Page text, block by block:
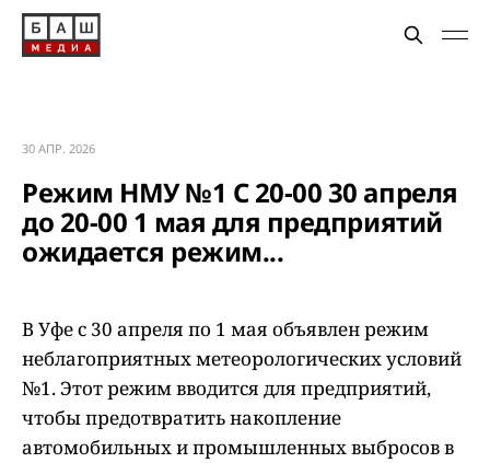
30 АПР. 2026
Режим НМУ №1 С 20-00 30 апреля
до 20-00 1 мая для предприятий
ожидается режим...
В Уфе с 30 апреля по 1 мая объявлен режим
неблагоприятных метеорологических условий
№1. Этот режим вводится для предприятий,
чтобы предотвратить накопление
автомобильных и промышленных выбросов в